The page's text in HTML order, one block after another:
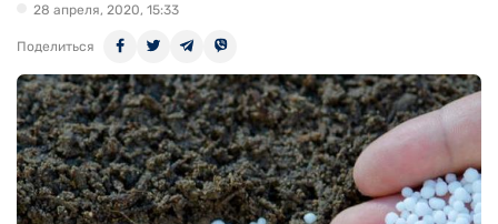
28 апреля, 2020, 15:33
Поделиться